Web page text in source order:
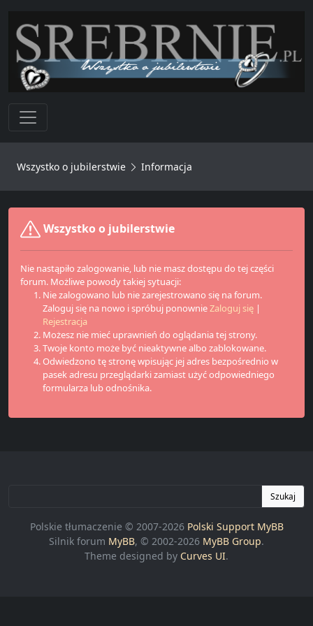
Toggle navigation
Wszystko o jubilerstwie Informacja
Wszystko o jubilerstwie
Nie nastąpiło zalogowanie, lub nie masz dostępu do tej części
forum. Możliwe powody takiej sytuacji:
Nie zalogowano lub nie zarejestrowano się na forum.
Zaloguj się na nowo i spróbuj ponownieZaloguj się |
Rejestracja
Możesz nie mieć uprawnień do oglądania tej strony.
Twoje konto może być nieaktywne albo zablokowane.
Odwiedzono tę stronę wpisując jej adres bezpośrednio w
pasek adresu przeglądarki zamiast użyć odpowiedniego
formularza lub odnośnika.
Szukaj
Polskie tłumaczenie © 2007-2026 Polski Support MyBB
Silnik forum MyBB, © 2002-2026 MyBB Group.
Theme designed by Curves UI.